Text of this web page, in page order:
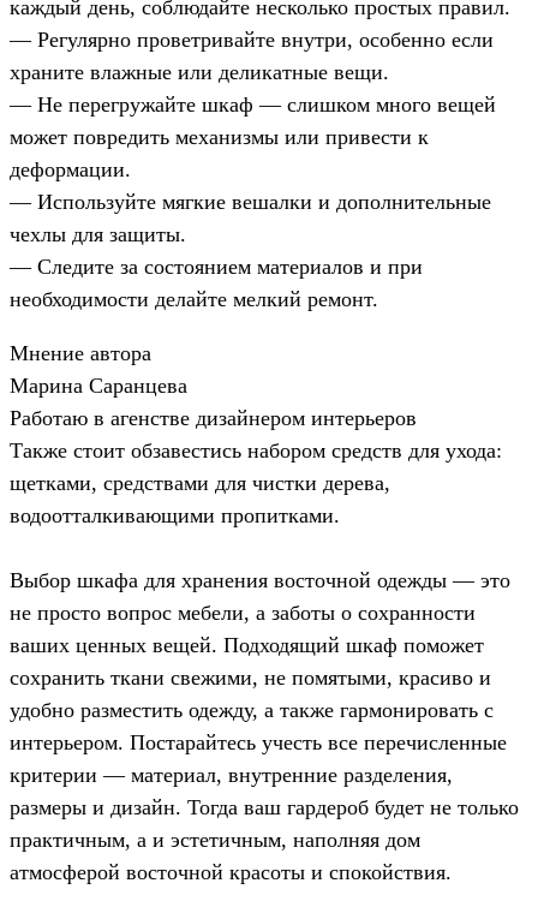
каждый день, соблюдайте несколько простых правил.
— Регулярно проветривайте внутри, особенно если
храните влажные или деликатные вещи.
— Не перегружайте шкаф — слишком много вещей
может повредить механизмы или привести к
деформации.
— Используйте мягкие вешалки и дополнительные
чехлы для защиты.
— Следите за состоянием материалов и при
необходимости делайте мелкий ремонт.
Мнение автора
Марина Саранцева
Работаю в агенстве дизайнером интерьеров
Также стоит обзавестись набором средств для ухода:
щетками, средствами для чистки дерева,
водоотталкивающими пропитками.
Выбор шкафа для хранения восточной одежды — это
не просто вопрос мебели, а заботы о сохранности
ваших ценных вещей. Подходящий шкаф поможет
сохранить ткани свежими, не помятыми, красиво и
удобно разместить одежду, а также гармонировать с
интерьером. Постарайтесь учесть все перечисленные
критерии — материал, внутренние разделения,
размеры и дизайн. Тогда ваш гардероб будет не только
практичным, а и эстетичным, наполняя дом
атмосферой восточной красоты и спокойствия.